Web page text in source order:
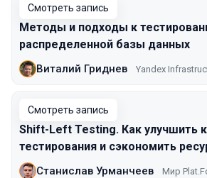
Смотреть запись
Методы и подходы к
распределенной базы данных
Виталий Гриднев Yandex
Смотреть запись
Shift-Left Testing. Как улучшить
тестирования и сэкономить
Станислав Урманчеев Мир